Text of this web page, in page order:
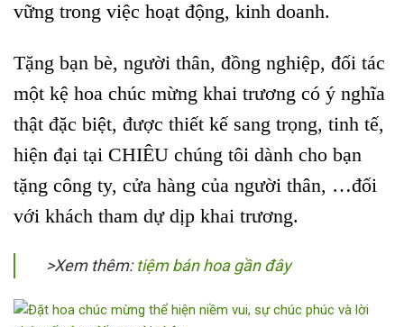
vững trong việc hoạt động, kinh doanh.
Tặng bạn bè, người thân, đồng nghiệp, đối tác
một kệ hoa chúc mừng khai trương có ý nghĩa
thật đặc biệt, được thiết kế sang trọng, tinh tế,
hiện đại tại CHIÊU chúng tôi dành cho bạn
tặng công ty, cửa hàng của người thân, …đối
với khách tham dự dịp khai trương.
>Xem thêm:tiệm bán hoa gần đây